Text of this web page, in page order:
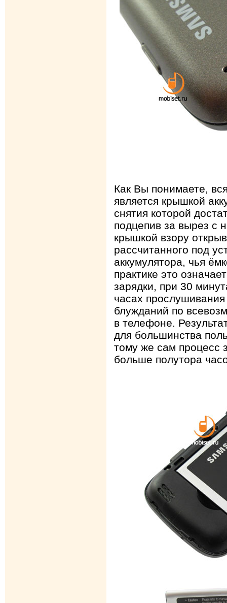
Как Вы понимаете,
является крышкой
снятия которой
подцепив за вырез с
крышкой взору
рассчитанного под
аккумулятора, чья
практике это
зарядки, при 30
часах
блужданий по
в телефоне.
для большинства
тому же сам процесс
больше полутора